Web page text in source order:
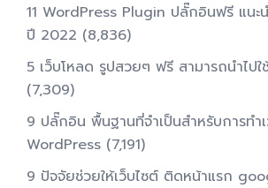
11 WordPress Plugin ปลั๊กอินฟรี แนะ
ปี 2022 (8,836)
5 เว็บโหลด รูปสวยๆ ฟรี สามารถนำไป
(7,309)
9 ปลั๊กอิน พื้นฐานที่จำเป็นสำหรับการทํา
WordPress (7,191)
9 ปัจจัยช่วยให้เว็บไซต์ ติดหน้าแรก